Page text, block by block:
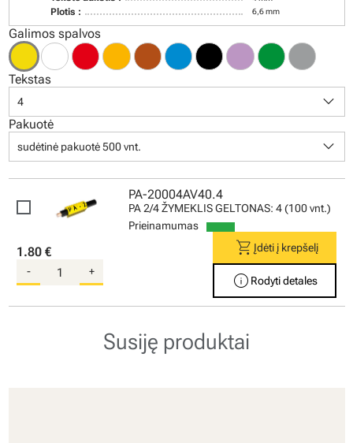
Plotis : 6,6 mm
Galimos spalvos
Tekstas
4 keyboard_arrow_down
Pakuotė
sudėtinė pakuotė 500 vnt. keyboard_arrow_down
PA-20004AV40.4
PA 2/4 ŽYMEKLIS GELTONAS: 4 (100 vnt.)
Prieinamumas
1.80 €
- +
shopping_cartĮdėti į krepšelį
info Rodyti detales
Susiję produktai